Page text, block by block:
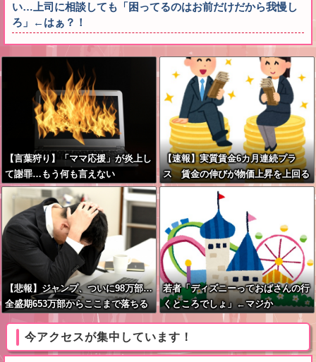
い…上司に相談しても「困ってるのはお前だけだから我慢し
ろ」←はぁ？！
【言葉狩り】「ママ応援」が炎上し
て謝罪…もう何も言えない
【速報】実質賃金6カ月連続プラ
ス 賃金の伸びが物価上昇を上回る
【悲報】ジャンプ、ついに98万部…
全盛期653万部からここまで落ちる
若者「ディズニーっておばさんの行
くところでしょ」←マジか
今アクセスが集中しています！